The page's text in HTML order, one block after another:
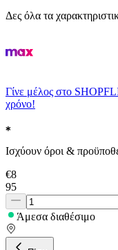
Δες όλα τα
Γίνε μέλος στο
χρόνο!
Ισχύουν όροι &
€8
95
Άμεσα διαθέσιμο